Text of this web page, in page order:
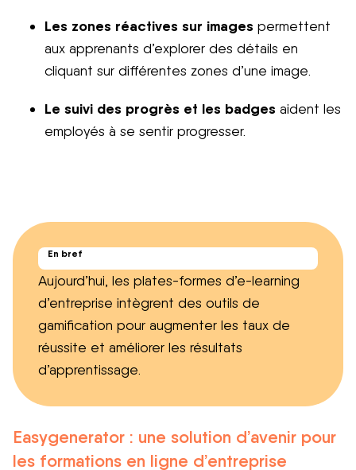
Les zones réactives sur images permettent
aux apprenants d’explorer des détails en
cliquant sur différentes zones d’une image.
Le suivi des progrès et les badges aident les
employés à se sentir progresser.
En bref
Aujourd’hui, les plates-formes d’e-learning
d’entreprise intègrent des outils de
gamification pour augmenter les taux de
réussite et améliorer les résultats
d’apprentissage.
Easygenerator : une solution d’avenir pour
les formations en ligne d’entreprise